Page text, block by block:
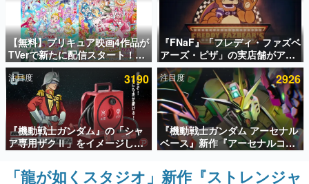
電ファミのいま読まれている記事ランキング
アプリセール情報
インタビュー
連載・特集一覧
殿堂入り記事
SNS拡散数が数千以上！ ページビュー数万以上！ などな
ど。多くの人々に読まれた、電ファミ渾身の“殿堂入り”記
事をまとめました。
ゲームの企画書
【無料】プリキュア映画4作品が
TVerで新たに配信スタート！な
んと2018年～2024年の映画ほぼ
すべてが見放題に、ぶっちゃけ
ありえないラインナップ
『FNaF』「フレディ・ファズベ
アーズ・ピザ」の実店舗がアメ
リカの商業施設「American
Dream」に2027年オープン！
ScottGamesとの共同開発、食
事だけでなくステージショーや
没入型のホラー体験も楽しめる
注目度 3190
『機動戦士ガンダム』の「シャ
ア専用ザクⅡ」をイメージした
散水ホースリールが予約開始。
本体にはシャアのパーソナルマ
ークやジオン公国軍のエンブレ
注目度 2926
『機動戦士ガンダム アーセナル
ベース』新作『アーセナルコマ
ンダー』発表！8月28日からオ
ープンベータテスト開催、2027
年2月下旬に稼働予定
「龍が如くスタジオ」新作『ストレンジャ